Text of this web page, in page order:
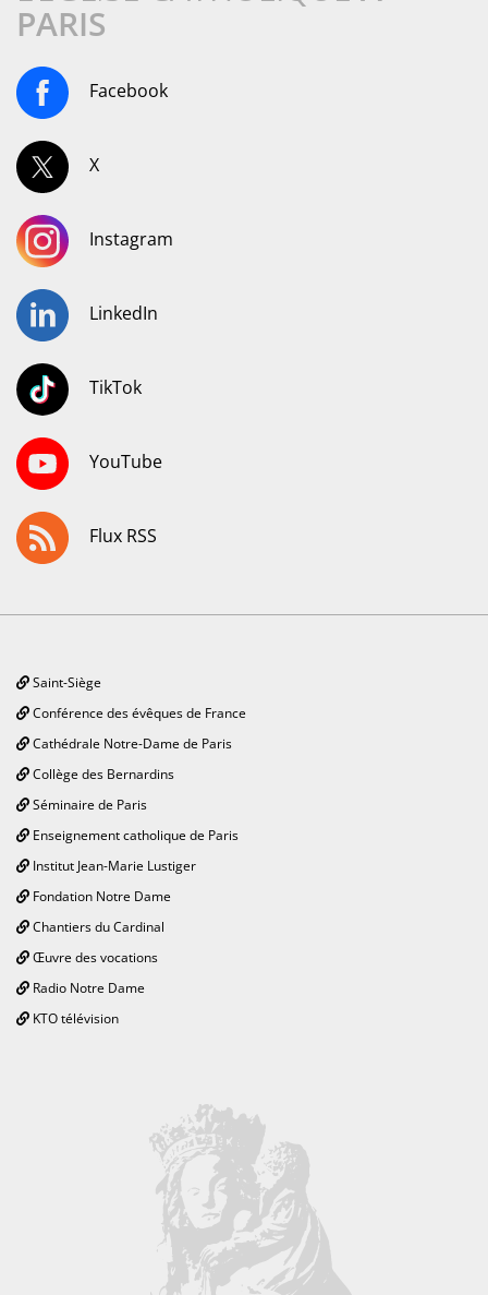
PARIS
Facebook
X
Instagram
LinkedIn
TikTok
YouTube
Flux RSS
Saint-Siège
Conférence des évêques de France
Cathédrale Notre-Dame de Paris
Collège des Bernardins
Séminaire de Paris
Enseignement catholique de Paris
Institut Jean-Marie Lustiger
Fondation Notre Dame
Chantiers du Cardinal
Œuvre des vocations
Radio Notre Dame
KTO télévision